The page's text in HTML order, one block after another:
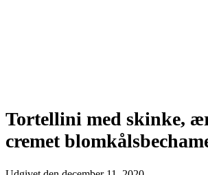
Tortellini med skinke,
cremet